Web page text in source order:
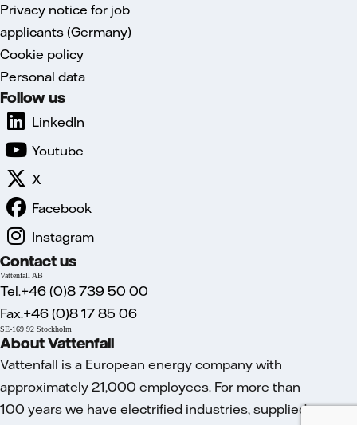
Privacy notice for job
applicants (Germany)
Cookie policy
Personal data
Follow us
LinkedIn
Youtube
X
Facebook
Instagram
Contact us
Vattenfall AB
Tel.+46 (0)8 739 50 00
Fax.+46 (0)8 17 85 06
SE-169 92 Stockholm
About Vattenfall
Vattenfall is a European energy company with
approximately 21,000 employees. For more than
100 years we have electrified industries, supplied